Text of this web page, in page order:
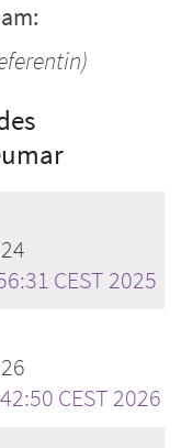
CEST 2025
CEST 2026